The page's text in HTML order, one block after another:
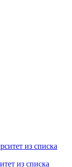
из списка